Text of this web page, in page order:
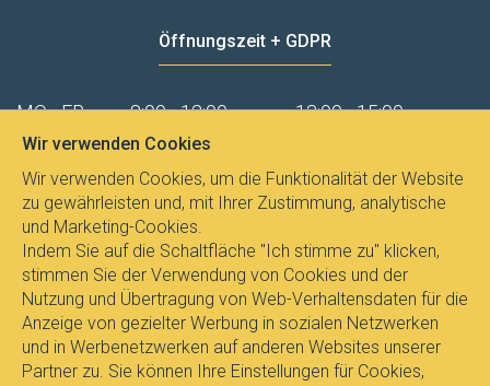
Öffnungszeit + GDPR
MO - FR 8:00 - 12:00
13:00 - 15:00
Datenschutz
Wir verwenden Cookies
Wir verwenden Cookies, um die Funktionalität der Website
zu gewährleisten und, mit Ihrer Zustimmung, analytische
und Marketing-Cookies.
Indem Sie auf die Schaltfläche "Ich stimme zu" klicken,
stimmen Sie der Verwendung von Cookies und der
Nutzung und Übertragung von Web-Verhaltensdaten für die
Anzeige von gezielter Werbung in sozialen Netzwerken
und in Werbenetzwerken auf anderen Websites unserer
Partner zu. Sie können Ihre Einstellungen für Cookies,